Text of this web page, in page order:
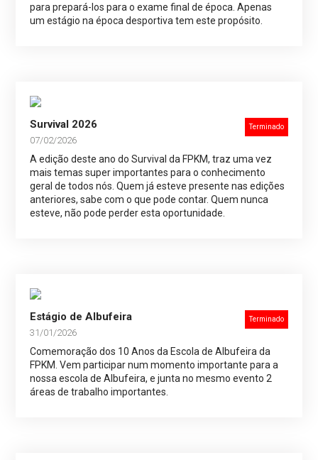
para prepará-los para o exame final de época. Apenas
um estágio na época desportiva tem este propósito.
Terminado
Survival 2026
07/02/2026
A edição deste ano do Survival da FPKM, traz uma vez
mais temas super importantes para o conhecimento
geral de todos nós. Quem já esteve presente nas edições
anteriores, sabe com o que pode contar. Quem nunca
esteve, não pode perder esta oportunidade.
Terminado
Estágio de Albufeira
31/01/2026
Comemoração dos 10 Anos da Escola de Albufeira da
FPKM. Vem participar num momento importante para a
nossa escola de Albufeira, e junta no mesmo evento 2
áreas de trabalho importantes.